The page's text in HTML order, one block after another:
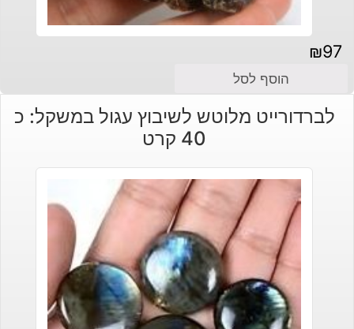
₪97
הוסף לסל
לברדורייט מלוטש לשיבוץ עגול במשקל: כ
40 קרט